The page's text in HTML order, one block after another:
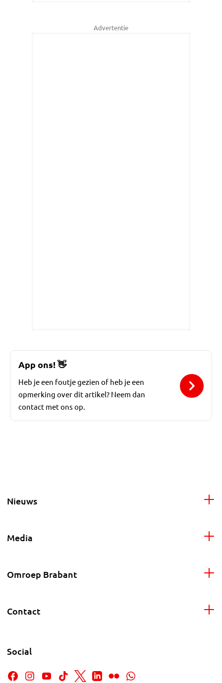
Advertentie
App ons!👋
Heb je een foutje gezien of heb je een
opmerking over dit artikel? Neem dan
contact met ons op.
Nieuws
Media
Omroep Brabant
Contact
Social